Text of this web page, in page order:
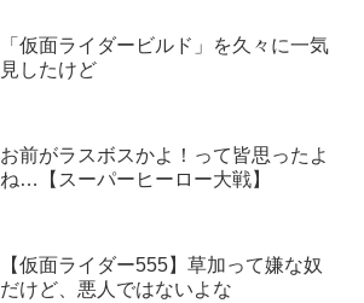
「仮面ライダービルド」を久々に一気
見したけど
お前がラスボスかよ！って皆思ったよ
ね…【スーパーヒーロー大戦】
【仮面ライダー555】草加って嫌な奴
だけど、悪人ではないよな